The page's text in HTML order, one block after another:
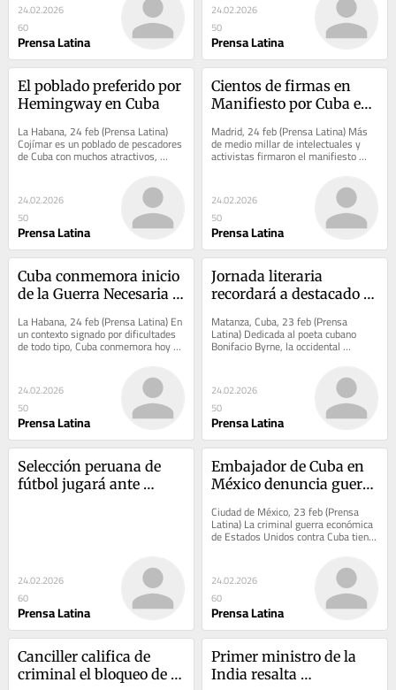
24.02.2026
60
Prensa Latina
24.02.2026
50
Prensa Latina
El poblado preferido por
Hemingway en Cuba
La Habana, 24 feb (Prensa Latina)
Cojímar es un poblado de pescadores
de Cuba con muchos atractivos,
cuando hoy tiene un turismo muy
24.02.2026
50
Prensa Latina
Cientos de firmas en
Manifiesto por Cuba en
Madrid, 24 feb (Prensa Latina) Más
de medio millar de intelectuales y
activistas firmaron el manifiesto
24.02.2026
50
Prensa Latina
Cuba conmemora inicio
de la Guerra Necesaria
La Habana, 24 feb (Prensa Latina) En
un contexto signado por dificultades
de todo tipo, Cuba conmemora hoy el
reinicio en 1895 de la gesta...
24.02.2026
50
Prensa Latina
Jornada literaria
recordará a destacado
Matanza, Cuba, 23 feb (Prensa
Latina) Dedicada al poeta cubano
Bonifacio Byrne, la occidental
provincia de Matanzas alista hoy la
24.02.2026
50
Prensa Latina
Selección peruana de
fútbol jugará ante
24.02.2026
60
Prensa Latina
Embajador de Cuba en
México denuncia guerra
Ciudad de México, 23 feb (Prensa
Latina) La criminal guerra económica
de Estados Unidos contra Cuba tiene
24.02.2026
60
Prensa Latina
Canciller califica de
criminal el bloqueo de
Primer ministro de la
India resalta